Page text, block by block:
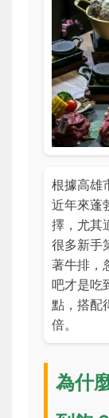
根據高雄
近年來蓬
擇，尤其
很多新手
著牛排，
吧才是吃
點，搭配
倍。
為什